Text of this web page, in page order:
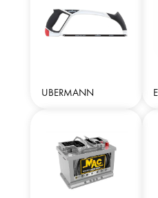
UBERMANN